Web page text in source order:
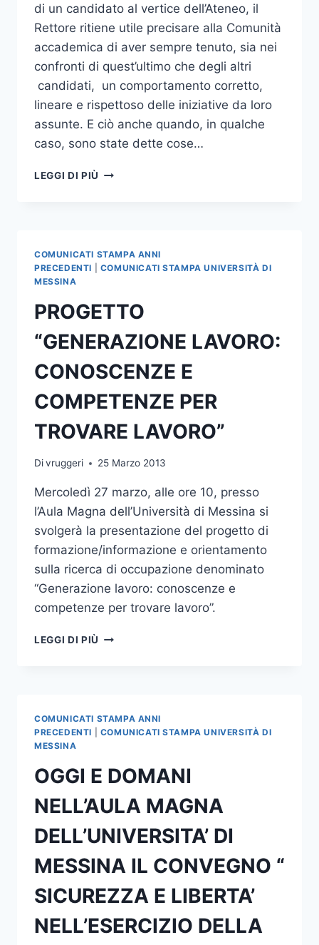
di un candidato al vertice dell’Ateneo, il
Rettore ritiene utile precisare alla Comunità
accademica di aver sempre tenuto, sia nei
confronti di quest’ultimo che degli altri
candidati, un comportamento corretto,
lineare e rispettoso delle iniziative da loro
assunte. E ciò anche quando, in qualche
caso, sono state dette cose…
LEGGI DI PIÙ PRECISAZIONI
COMUNICATI STAMPA ANNI
PRECEDENTI
COMUNICATI STAMPA UNIVERSITÀ DI
MESSINA
PROGETTO
“GENERAZIONE LAVORO:
CONOSCENZE E
COMPETENZE PER
TROVARE LAVORO”
Divruggeri 25 Marzo 2013
Mercoledì 27 marzo, alle ore 10, presso
l’Aula Magna dell’Università di Messina si
svolgerà la presentazione del progetto di
formazione/informazione e orientamento
sulla ricerca di occupazione denominato
“Generazione lavoro: conoscenze e
competenze per trovare lavoro”.
LEGGI DI PIÙ PROGETTO
PER
COMUNICATI STAMPA ANNI
PRECEDENTI
COMUNICATI STAMPA UNIVERSITÀ DI
MESSINA
OGGI E DOMANI
NELL’AULA MAGNA
DELL’UNIVERSITA’ DI
MESSINA IL CONVEGNO “
SICUREZZA E LIBERTA’
NELL’ESERCIZIO DELLA